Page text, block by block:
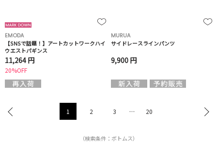
EMODA
【SNSで話題！】アートカットワークハイ
ウエストパギンス
11,264 円
20%OFF
MURUA
サイドレースラインパンツ
9,900 円
1 2 3 … 20
（検索条件：ボトムス）